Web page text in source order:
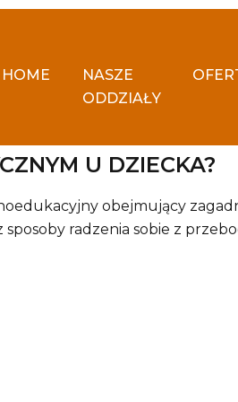
HOME
NASZE
ODDZIAŁY
U DZIECKA?
obejmujący
sposoby radzenia sobie z